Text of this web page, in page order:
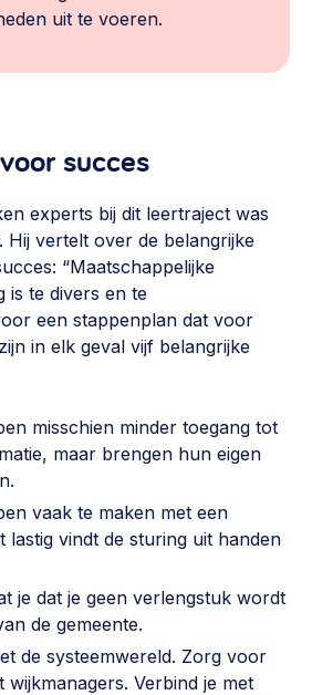
uit te voeren.
succes
experts bij dit leertraject was
Hij vertelt over de belangrijke
“Maatschappelijke
is te divers en te
een stappenplan dat voor
in elk geval vijf belangrijke
misschien minder toegang tot
maar brengen hun eigen
vaak te maken met een
lastig vindt de sturing uit handen
je dat je geen verlengstuk wordt
de gemeente.
de systeemwereld. Zorg voor
wijkmanagers. Verbind je met